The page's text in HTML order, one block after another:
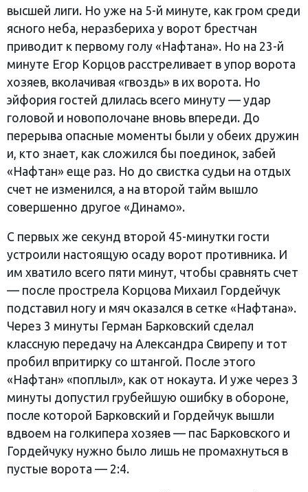
высшей лиги. Но уже на 5-й минуте, как гром среди
ясного неба, неразбериха у ворот брестчан
приводит к первому голу «Нафтана». Но на 23-й
минуте Егор Корцов расстреливает в упор ворота
хозяев, вколачивая «гвоздь» в их ворота. Но
эйфория гостей длилась всего минуту — удар
головой и новополочане вновь впереди. До
перерыва опасные моменты были у обеих дружин
и, кто знает, как сложился бы поединок, забей
«Нафтан» еще раз. Но до свистка судьи на отдых
счет не изменился, а на второй тайм вышло
совершенно другое «Динамо».
С первых же секунд второй 45-минутки гости
устроили настоящую осаду ворот противника. И
им хватило всего пяти минут, чтобы сравнять счет
— после прострела Корцова Михаил Гордейчук
подставил ногу и мяч оказался в сетке «Нафтана».
Через 3 минуты Герман Барковский сделал
классную передачу на Александра Свирепу и тот
пробил впритирку со штангой. После этого
«Нафтан» «поплыл», как от нокаута. И уже через 3
минуты допустил грубейшую ошибку в обороне,
после которой Барковский и Гордейчук вышли
вдвоем на голкипера хозяев — пас Барковского и
Гордейчуку нужно было лишь не промахнуться в
пустые ворота — 2:4.